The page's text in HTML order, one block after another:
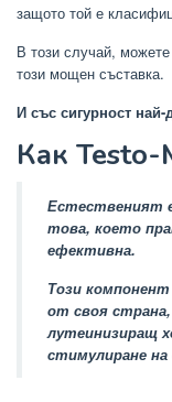
защото той е
В този случай,
този мощен съставка.
И със сигурност
Как Testo-
Естественият
това, което
ефективна.
Този
от своя
лутеинизиращ
стимулиране